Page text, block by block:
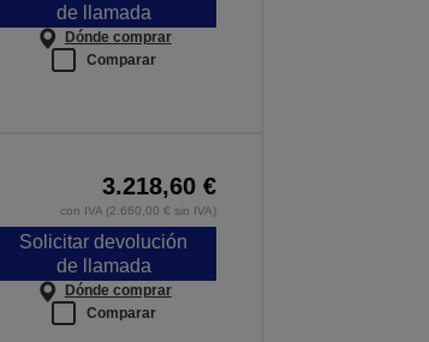
de llamada
Dónde comprar
Comparar
3.218,60 €
con IVA (2.660,00 € sin IVA)
Solicitar devolución
de llamada
Dónde comprar
Comparar